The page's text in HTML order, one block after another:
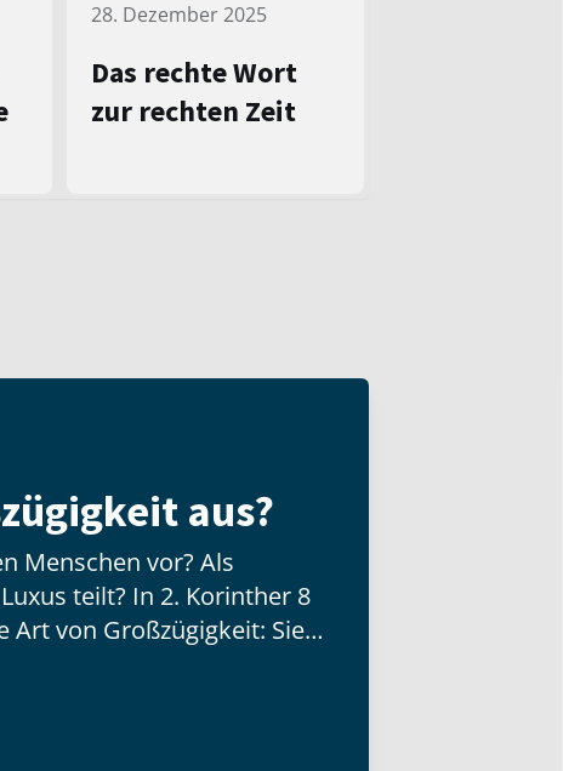
28. Dezember 2025
Das rechte Wort
zur rechten Zeit
aus?
Menschen vor? Als
teilt? In 2. Korinther 8
Art von Großzügigkeit: Sie
besitzt, sondern mit der